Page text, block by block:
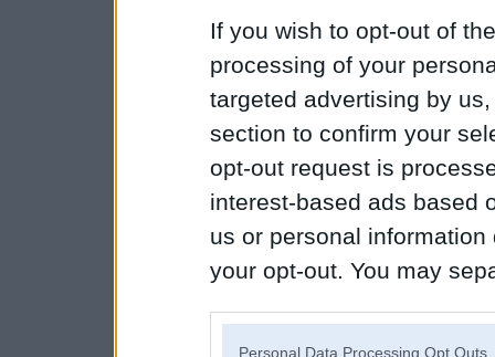
If you wish to opt-out of
processing of your
targeted advertising by
section to confirm your
opt-out request is
interest-based ads based
us or personal
your opt-out. You may
Personal Data Processing Opt Outs